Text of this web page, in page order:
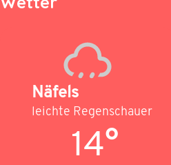
Näfels
leichte Regenschauer
14°